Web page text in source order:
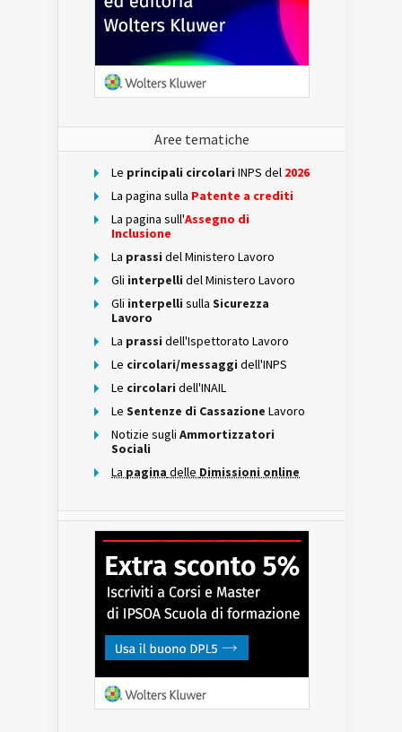
Aree tematiche
Le principali circolari INPS del 2026
La pagina sulla Patente a crediti
La pagina sull'Assegno di
Inclusione
La prassi del Ministero Lavoro
Gli interpelli del Ministero Lavoro
Gli interpelli sulla Sicurezza
Lavoro
La prassi dell'Ispettorato Lavoro
Le circolari/messaggi dell'INPS
Le circolari dell'INAIL
Le Sentenze di Cassazione Lavoro
Notizie sugli Ammortizzatori
Sociali
La pagina delle Dimissioni online